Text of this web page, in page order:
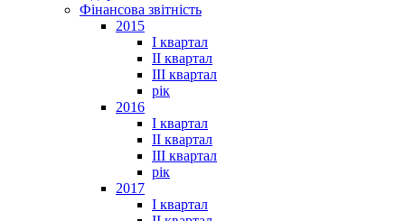
Фінансова звітність
2015
I квартал
II квартал
III квартал
рік
2016
I квартал
II квартал
III квартал
рік
2017
I квартал